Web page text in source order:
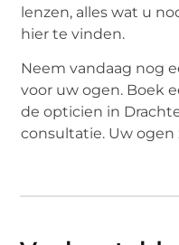
lenzen, alles wat u
hier te vinden.
Neem vandaag nog
voor uw ogen. Boek
de opticien in
consultatie. Uw ogen